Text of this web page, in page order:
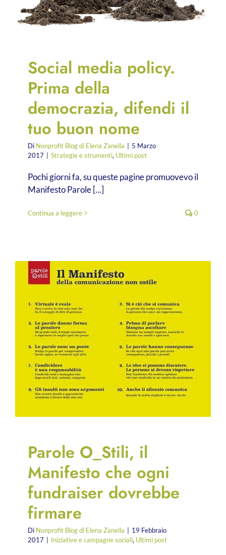
Social media policy.
Prima della
democrazia, difendi il
tuo buon nome
Di Nonprofit Blog di Elena Zanella
5 Marzo
2017
Strategie e strumenti, Ultimi post
Pochi giorni fa, su queste pagine promuovevo il
Manifesto Parole [...]
Continua a leggere 0
Parole O_Stili, il
Manifesto che ogni
fundraiser dovrebbe
firmare
Di Nonprofit Blog di Elena Zanella
19 Febbraio
2017
Iniziative e campagne sociali, Ultimi post